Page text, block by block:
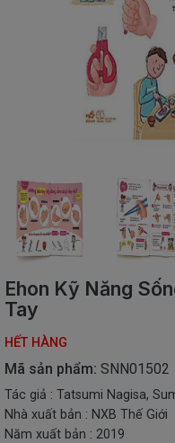
SÁCH
VPP
-
ĐỒ
DÙNG
SINH
TẶNG
-
CHƠI
THIẾT
Ehon Kỹ Năng
Tay
HẾT HÀNG
Mã sản phẩm: SNN01502
Tác giả : Tatsumi Nagisa,
Nhà xuất bản : NXB Thế Giới
Năm xuất bản : 2019